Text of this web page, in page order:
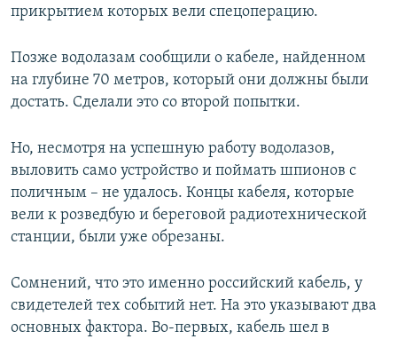
прикрытием которых вели спецоперацию.
Позже водолазам сообщили о кабеле, найденном
на глубине 70 метров, который они должны были
достать. Сделали это со второй попытки.
Но, несмотря на успешную работу водолазов,
выловить само устройство и поймать шпионов с
поличным – не удалось. Концы кабеля, которые
вели к розведбую и береговой радиотехнической
станции, были уже обрезаны.
Сомнений, что это именно российский кабель, у
свидетелей тех событий нет. На это указывают два
основных фактора. Во-первых, кабель шел в